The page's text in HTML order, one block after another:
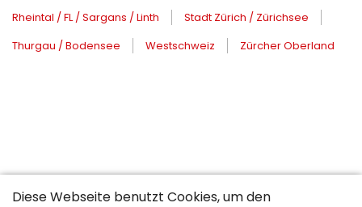
Rheintal / FL / Sargans / Linth
Stadt Zürich / Zürichsee
Thurgau / Bodensee
Westschweiz Zürcher Oberland
Diese Webseite benutzt Cookies, um den